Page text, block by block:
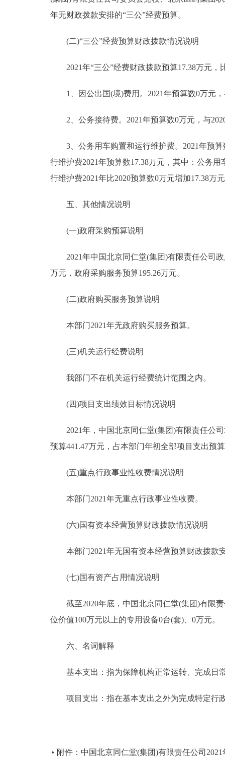
年无财政拨款安排的“三公”经费预算。
(二)“三公”经费预算财政拨款情况说明
2021年“三公”经费财政拨款预算17.38万元，
1、因公出国(境)费用。2021年预算数0万元，
2、公务接待费。2021年预算数0万元，与
3、公务用车购置和运行维护费。2021年预算
行维护费2021年预算数17.38万元，其中：公务
行维护费2021年比2020预算数0万元增加17.38
五、其他情况说明
(一)政府采购预算说明
2021年中国北京同仁堂(集团)有限责任公司政
万元，政府采购服务预算195.26万元。
(二)政府购买服务预算说明
本部门2021年无政府购买服务预算。
(三)机关运行经费说明
我部门不在机关运行经费统计范围之内。
(四)项目支出绩效目标情况说明
2021年，中国北京同仁堂(集团)有限责任公司
预算441.47万元，占本部门年初全部项目支出预
(五)重点行政事业性收费情况说明
本部门2021年无重点行政事业性收费。
(六)国有资本经营预算财政拨款情况说明
本部门2021年无国有资本经营预算财政拨款
(七)国有资产占用情况说明
截至2020年底，中国北京同仁堂(集团)有限责
位价值100万元以上的专用设备0台(套)、0万元。
六、名词解释
基本支出：指为保障机构正常运转、完成日
项目支出：指在基本支出之外为完成特定行
附件：中国北京同仁堂(集团)有限责任公司